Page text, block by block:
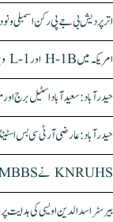
اتر پردیش بی جے پی رکن اسمبلی
امریکہ میں H-1B اور L-1 ویزا ہولڈرز کے لیے بڑی راحت، اب ملک چھوڑے بغیر ویزا تجدید ممکن
حیدرآباد: سعیدآباد اسٹیل برج
حیدرآباد: عارضی آر ٹی سی بس
KNRUHS نے MBBS اور BDS داخلوں کا نوٹیفکیشن جاری کر دیا
بیرسٹر اسدالدین اویسی کی ہدایت